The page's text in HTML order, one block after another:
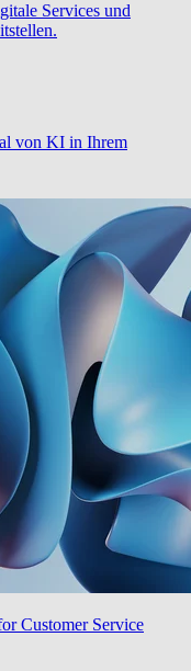
Services und
von KI in Ihrem
Customer Service